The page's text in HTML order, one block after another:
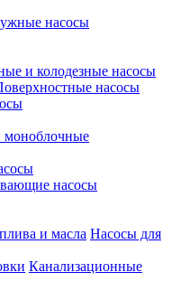
насосы
и колодезные насосы
насосы
моноблочные
насосы
Насосы для
Канализационные